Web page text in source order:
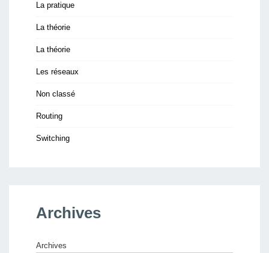
La pratique
La théorie
La théorie
Les réseaux
Non classé
Routing
Switching
Archives
Archives